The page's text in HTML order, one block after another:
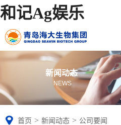
和记Ag娱乐
新闻动态
NEWS
首页 > 新闻动态 > 公司要闻